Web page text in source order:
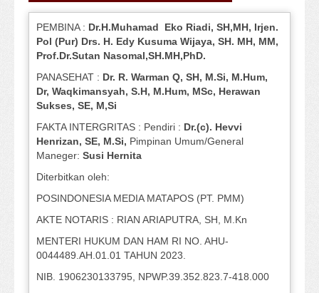
PEMBINA : Dr.H.Muhamad Eko Riadi, SH,MH, Irjen.
Pol (Pur) Drs. H. Edy Kusuma Wijaya, SH. MH, MM,
Prof.Dr.Sutan Nasomal,SH.MH,PhD.
PANASEHAT : Dr. R. Warman Q, SH, M.Si, M.Hum,
Dr, Waqkimansyah, S.H, M.Hum, MSc, Herawan
Sukses, SE, M,Si
FAKTA INTERGRITAS : Pendiri : Dr.(c). Hevvi
Henrizan, SE, M.Si, Pimpinan Umum/General
Maneger: Susi Hernita
Diterbitkan oleh:
POSINDONESIA MEDIA MATAPOS (PT. PMM)
AKTE NOTARIS : RIAN ARIAPUTRA, SH, M.Kn
MENTERI HUKUM DAN HAM RI NO. AHU-
0044489.AH.01.01 TAHUN 2023.
NIB. 1906230133795, NPWP.39.352.823.7-418.000